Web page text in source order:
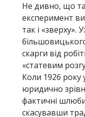
Не дивно, що
експеримент
так і «зверху».
скарги від
«статевим
Коли 1926 року
юридично
фактичні
скасувавши